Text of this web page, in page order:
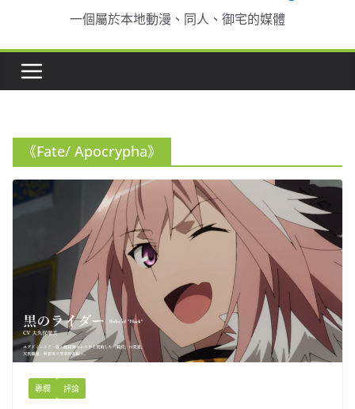
一個屬於本地動漫、同人、御宅的媒體
《Fate/ Apocrypha》
專欄 評論